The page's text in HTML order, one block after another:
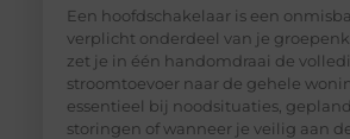
Een hoofdschakelaar is een
verplicht onderdeel van je
zet je in één handomdraai de
stroomtoevoer naar de gehele
essentieel bij noodsituaties,
storingen of wanneer je veilig aan